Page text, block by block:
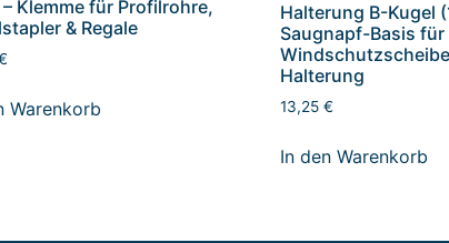
– Klemme für Profilrohre,
& Regale
Warenkorb
Halterung B-Kugel
Saugnapf-Basis für
Halterung
13,25€
In den Warenkorb